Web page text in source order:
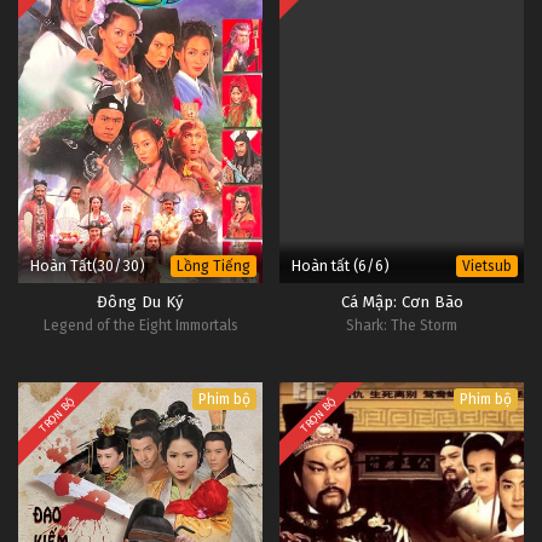
Hoàn Tất(30/30) Lồng Tiếng
Đông Du Ký
Legend of the Eight Immortals
Hoàn tất (6/6) Vietsub
Cá Mập: Cơn Bão
Shark: The Storm
TRỌN BỘ Phim bộ TRỌN BỘ Phim bộ